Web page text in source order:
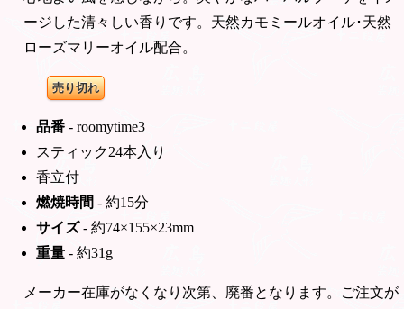
ージした清々しい香りです。天然カモミールオイル･天然
ローズマリーオイル配合。
売り切れ
品番 - roomytime3
スティック24本入り
香立付
燃焼時間 - 約15分
サイズ- 約74×155×23mm
重量 - 約31g
メーカー在庫がなくなり次第、廃番となります。ご注文が